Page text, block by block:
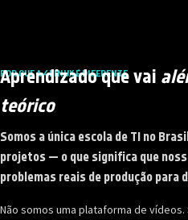
POR QUE A 4LINUX É DIFERENTE
Aprendizado que vai
teórico
Somos a única escola de TI no
projetos — o que significa que
problemas reais de produção para
Não somos uma plataforma de